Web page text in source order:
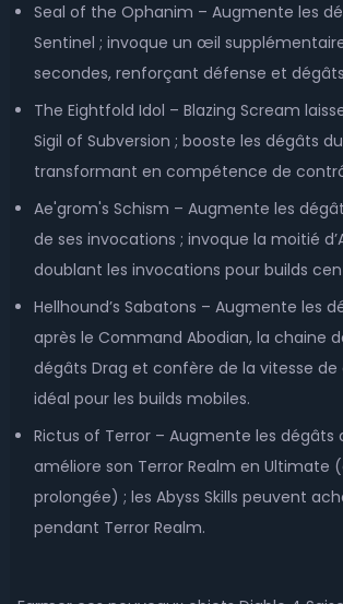
Seal of the Ophanim – Augmente les
Sentinel ; invoque un œil
secondes, renforçant défense et
The Eightfold Idol – Blazing Scream
Sigil of Subversion ; booste les dégâts du
transformant en compétence de
Ae'grom's Schism – Augmente les
de ses invocations ; invoque la moitié
doublant les invocations pour builds
Hellhound’s Sabatons – Augmente les
après le Command Abodian, la chaine
dégâts Drag et confère de la vitesse
idéal pour les builds mobiles.
Rictus of Terror – Augmente les dégâts
améliore son Terror Realm en Ultimate
prolongée) ; les Abyss Skills peuvent
pendant Terror Realm.